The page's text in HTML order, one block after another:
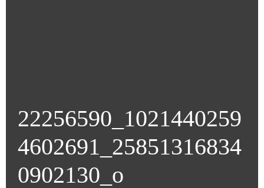
22256590_1021440259
4602691_25851316834
0902130_o